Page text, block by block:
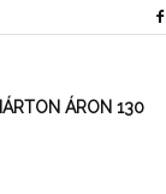
ÁRON 130